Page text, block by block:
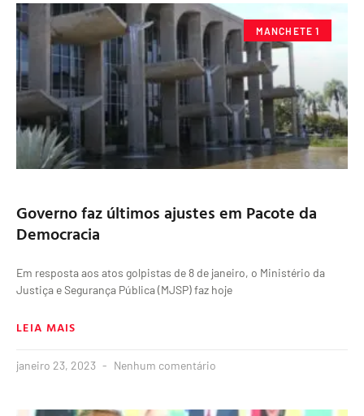
MANCHETE 1
Governo faz últimos ajustes em Pacote da
Democracia
Em resposta aos atos golpistas de 8 de janeiro, o Ministério da
Justiça e Segurança Pública (MJSP) faz hoje
LEIA MAIS
janeiro 23, 2023 Nenhum comentário